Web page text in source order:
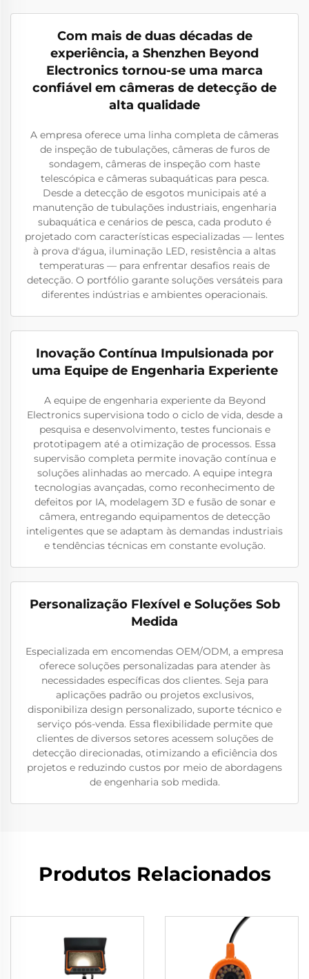
Com mais de duas décadas de
experiência, a Shenzhen Beyond
Electronics tornou-se uma marca
confiável em câmeras de detecção de
alta qualidade
A empresa oferece uma linha completa de câmeras
de inspeção de tubulações, câmeras de furos de
sondagem, câmeras de inspeção com haste
telescópica e câmeras subaquáticas para pesca.
Desde a detecção de esgotos municipais até a
manutenção de tubulações industriais, engenharia
subaquática e cenários de pesca, cada produto é
projetado com características especializadas — lentes
à prova d'água, iluminação LED, resistência a altas
temperaturas — para enfrentar desafios reais de
detecção. O portfólio garante soluções versáteis para
diferentes indústrias e ambientes operacionais.
Inovação Contínua Impulsionada por
uma Equipe de Engenharia Experiente
A equipe de engenharia experiente da Beyond
Electronics supervisiona todo o ciclo de vida, desde a
pesquisa e desenvolvimento, testes funcionais e
prototipagem até a otimização de processos. Essa
supervisão completa permite inovação contínua e
soluções alinhadas ao mercado. A equipe integra
tecnologias avançadas, como reconhecimento de
defeitos por IA, modelagem 3D e fusão de sonar e
câmera, entregando equipamentos de detecção
inteligentes que se adaptam às demandas industriais
e tendências técnicas em constante evolução.
Personalização Flexível e Soluções Sob
Medida
Especializada em encomendas OEM/ODM, a empresa
oferece soluções personalizadas para atender às
necessidades específicas dos clientes. Seja para
aplicações padrão ou projetos exclusivos,
disponibiliza design personalizado, suporte técnico e
serviço pós-venda. Essa flexibilidade permite que
clientes de diversos setores acessem soluções de
detecção direcionadas, otimizando a eficiência dos
projetos e reduzindo custos por meio de abordagens
de engenharia sob medida.
Produtos Relacionados